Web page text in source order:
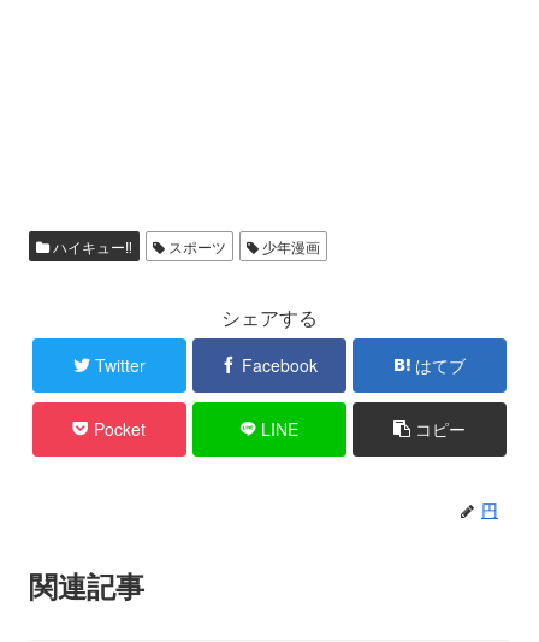
ハイキュー‼ スポーツ 少年漫画
シェアする
Twitter Facebook はてブ
Pocket LINE コピー
円
関連記事